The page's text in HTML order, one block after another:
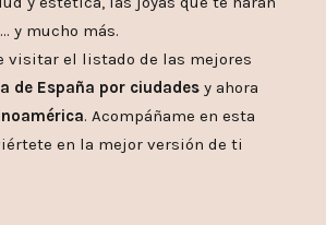
y mucho más.
visitar el listado de las mejores
de España por ciudades y ahora
. Acompáñame en esta
en la mejor versión de ti